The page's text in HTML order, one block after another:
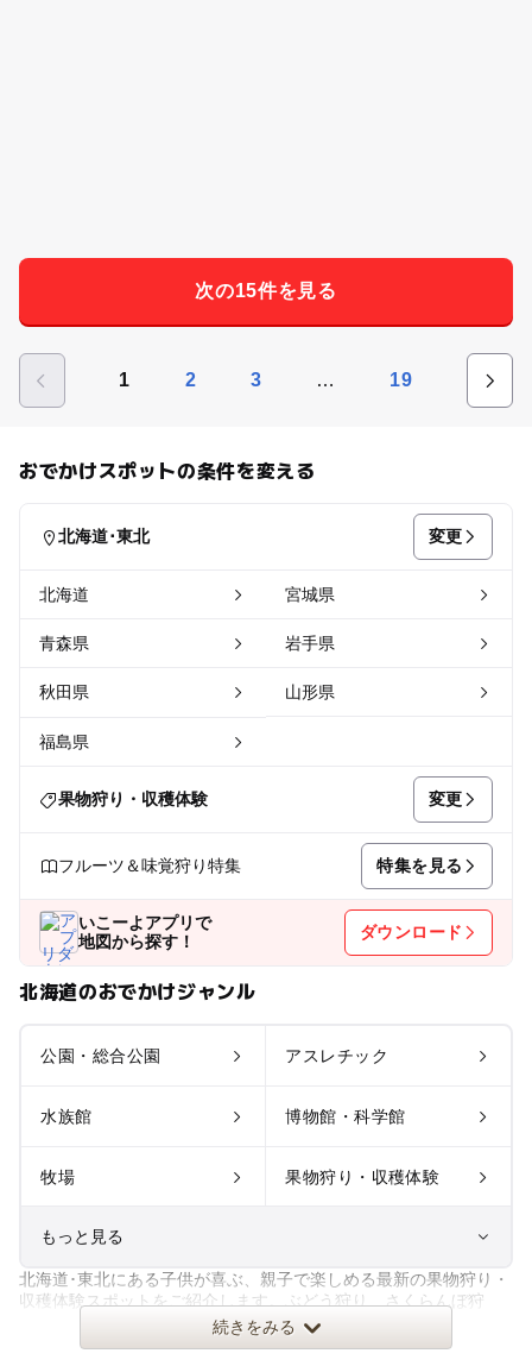
次の15件を見る
1 2 3 … 19
おでかけスポットの条件を変える
北海道･東北 変更
北海道 宮城県
青森県 岩手県
秋田県 山形県
福島県
果物狩り・収穫体験 変更
フルーツ＆味覚狩り特集 特集を見る
いこーよアプリで
地図から探す！
ダウンロード
北海道のおでかけジャンル
公園・総合公園 アスレチック
水族館 博物館・科学館
牧場 果物狩り・収穫体験
もっと見る
室内遊び場 遊園地
北海道･東北にある子供が喜ぶ、親子で楽しめる最新の果物狩り・
収穫体験スポットをご紹介します。ぶどう狩り、さくらんぼ狩
り、りんご狩りなど季節の旬の続きをみる